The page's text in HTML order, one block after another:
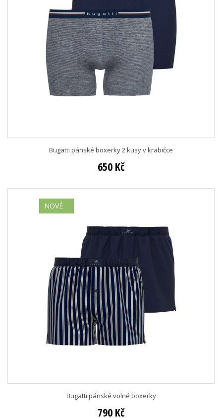
Bugatti pánské boxerky 2 kusy v krabičce
650 Kč
NOVÉ
Bugatti pánské volné boxerky
790 Kč